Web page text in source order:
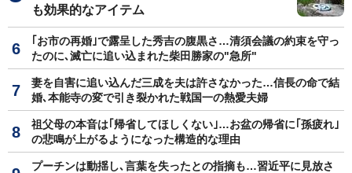
も効果的なアイテム
｢お市の再婚｣で露呈した秀吉の腹黒さ…清須会議の約束を守っ
たのに､滅亡に追い込まれた柴田勝家の"急所"
妻を自害に追い込んだ三成を夫は許さなかった…信長の命で結
婚､本能寺の変で引き裂かれた戦国一の熱愛夫婦
祖父母の本音は｢帰省してほしくない｣…お盆の帰省に｢孫疲れ｣
の悲鳴が上がるようになった構造的な理由
プーチンは動揺し､言葉を失ったとの指摘も…習近平に見放さ